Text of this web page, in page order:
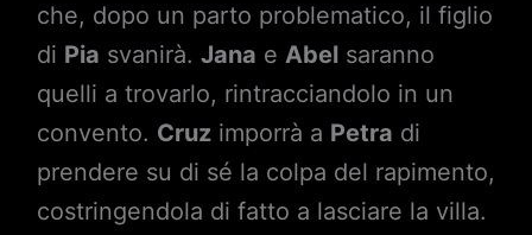
che, dopo un parto problematico, il figlio
di Pia svanirà. Jana e Abelsaranno
quelli a trovarlo, rintracciandolo in un
convento. Cruzimporrà a Petra di
prendere su di sé la colpa del rapimento,
costringendola di fatto a lasciare la villa.